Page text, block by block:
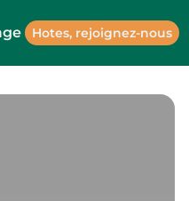
Hotes, rejoignez-nous